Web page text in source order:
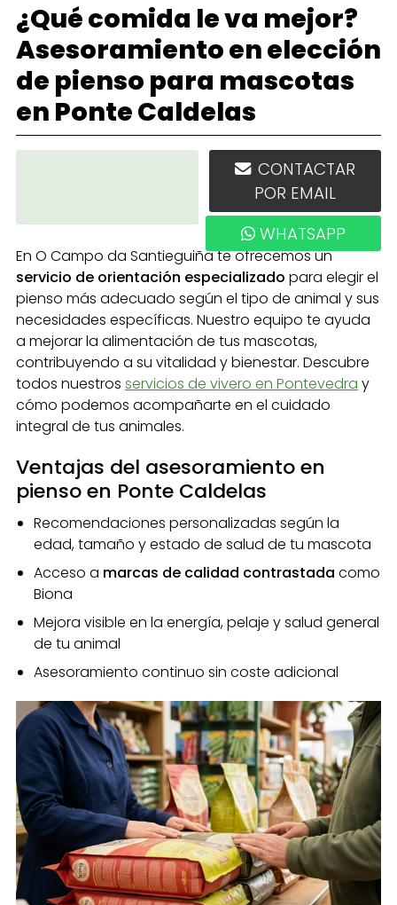
¿Qué comida le va mejor?
Asesoramiento en elección
de pienso para mascotas
en Ponte Caldelas
886 300 445
CONTACTAR
POR EMAIL
WHATSAPP
En O Campo da Santieguiña te ofrecemos un
servicio de orientación especializado para elegir el
pienso más adecuado según el tipo de animal y sus
necesidades específicas. Nuestro equipo te ayuda
a mejorar la alimentación de tus mascotas,
contribuyendo a su vitalidad y bienestar. Descubre
todos nuestros servicios de vivero en Pontevedra y
cómo podemos acompañarte en el cuidado
integral de tus animales.
Ventajas del asesoramiento en
pienso en Ponte Caldelas
Recomendaciones personalizadas según la
edad, tamaño y estado de salud de tu mascota
Acceso a marcas de calidad contrastada como
Biona
Mejora visible en la energía, pelaje y salud general
de tu animal
Asesoramiento continuo sin coste adicional